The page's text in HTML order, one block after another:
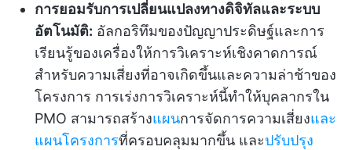
การยอมรับการเปลี่ยนแปลงทางดิจิทัลและระบบ
อัตโนมัติ: อัลกอริทึมของปัญญาประดิษฐ์และการ
เรียนรู้ของเครื่องให้การวิเคราะห์เชิงคาดการณ์
สำหรับความเสี่ยงที่อาจเกิดขึ้นและความล่าช้าของ
โครงการ การเร่งการวิเคราะห์นี้ทำให้บุคลากรใน
PMO สามารถสร้างแผนการจัดการความเสี่ยงและ
แผนโครงการที่ครอบคลุมมากขึ้น และปรับปรุง